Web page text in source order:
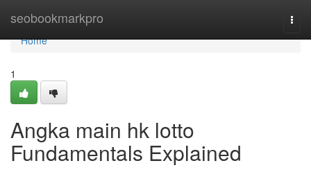
seobookmarkpro
Home
Home
1
Angka main hk lotto
Fundamentals Explained